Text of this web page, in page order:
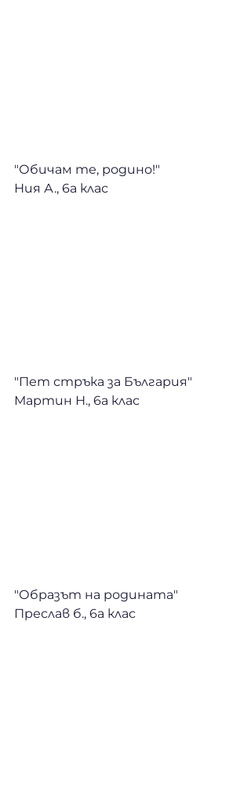
"Обичам те, родино!"
Ния А., 6а клас
"Пет стръка за България"
Мартин Н., 6а клас
"Образът на родината"
Преслав б., 6а клас